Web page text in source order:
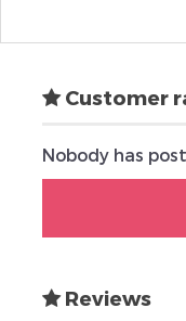
Customer
Nobody has
Reviews